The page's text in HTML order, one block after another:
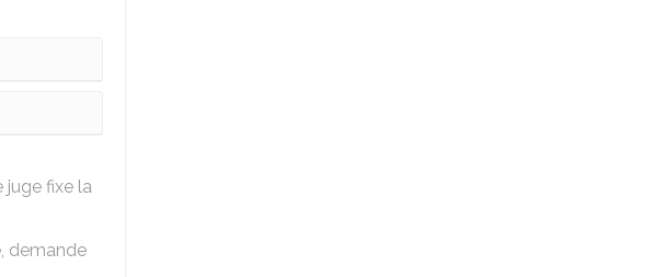
juge fixe la
demande